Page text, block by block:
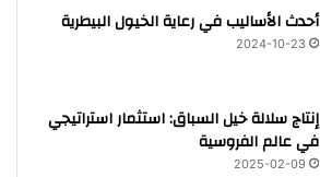
أحدث الأساليب في رعاية الخيول البيطرية
2024-10-23
إنتاج سلالة خيل السباق: استثمار استراتيجي
في عالم الفروسية
2025-02-09